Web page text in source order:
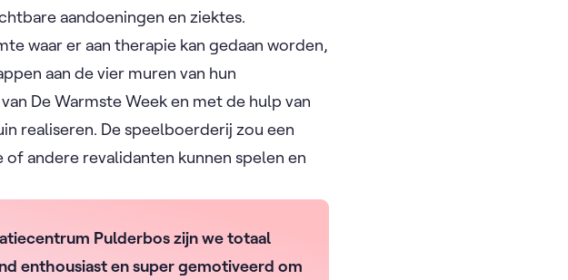
aandoeningen en ziektes.
waar er aan therapie kan gedaan worden,
aan de vier muren van hun
De Warmste Week en met de hulp van
realiseren. De speelboerderij zou een
andere revalidanten kunnen spelen en
Pulderbos zijn we totaal
enthousiast en super gemotiveerd om